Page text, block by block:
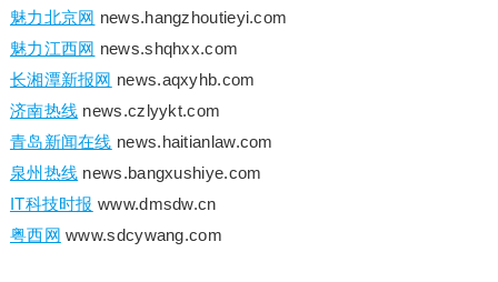
魅力北京网 news.hangzhoutieyi.com
魅力江西网 news.shqhxx.com
长湘潭新报网 news.aqxyhb.com
济南热线 news.czlyykt.com
青岛新闻在线 news.haitianlaw.com
泉州热线 news.bangxushiye.com
IT科技时报 www.dmsdw.cn
粤西网 www.sdcywang.com